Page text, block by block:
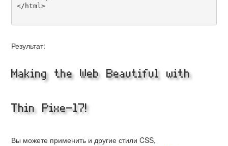
</html>
Результат:
Making the Web Beautiful with
Thin Pixe-l7!
Вы можете применить и другие стили CSS,